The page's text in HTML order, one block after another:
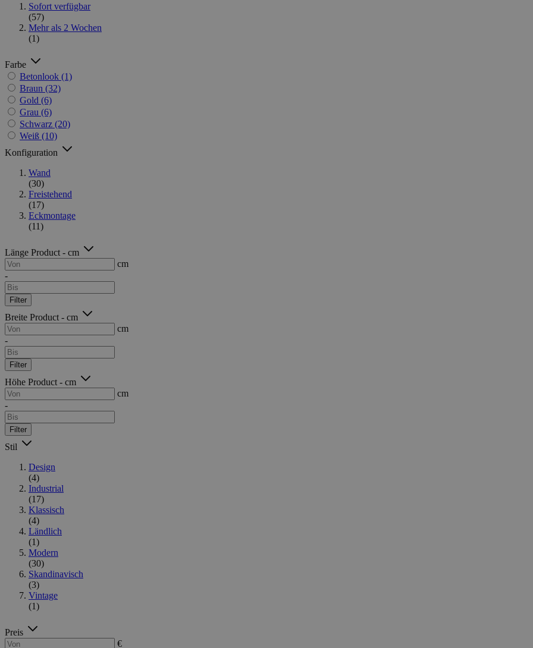
Sofort verfügbar
(57)
Mehr als 2 Wochen
(1)
Farbe
Betonlook (1)
Braun (32)
Gold (6)
Grau (6)
Schwarz (20)
Weiß (10)
Konfiguration
Wand
(30)
Freistehend
(17)
Eckmontage
(11)
Länge Product - cm
cm
-
Filter
Breite Product - cm
cm
-
Filter
Höhe Product - cm
cm
-
Filter
Stil
Design
(4)
Industrial
(17)
Klassisch
(4)
Ländlich
(1)
Modern
(30)
Skandinavisch
(3)
Vintage
(1)
Preis
€